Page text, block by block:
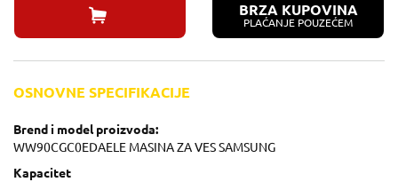
BRZA KUPOVINA
PLAĆANJE POUZEĆEM
OSNOVNE SPECIFIKACIJE
Brend i model proizvoda:
WW90CGC0EDAELE MASINA ZA VES SAMSUNG
Kapacitet